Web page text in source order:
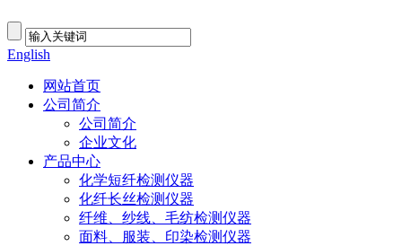
English
网站首页
公司简介
公司简介
企业文化
产品中心
化学短纤检测仪器
化纤长丝检测仪器
纤维、纱线、毛纺检测仪器
面料、服装、印染检测仪器